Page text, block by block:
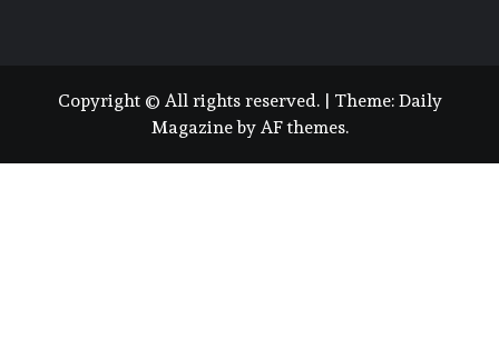
Copyright © All rights reserved. | Theme: Daily
Magazineby AF themes.